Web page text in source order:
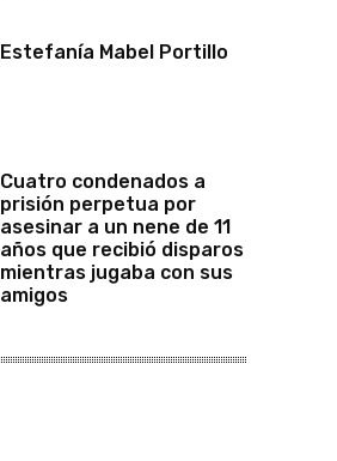
Estefanía Mabel Portillo
Cuatro condenados a
prisión perpetua por
asesinar a un nene de 11
años que recibió disparos
mientras jugaba con sus
amigos